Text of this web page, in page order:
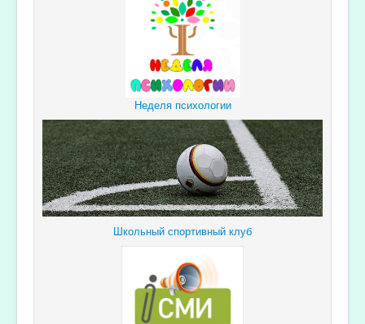
Неделя психологии
Школьный спортивный клуб